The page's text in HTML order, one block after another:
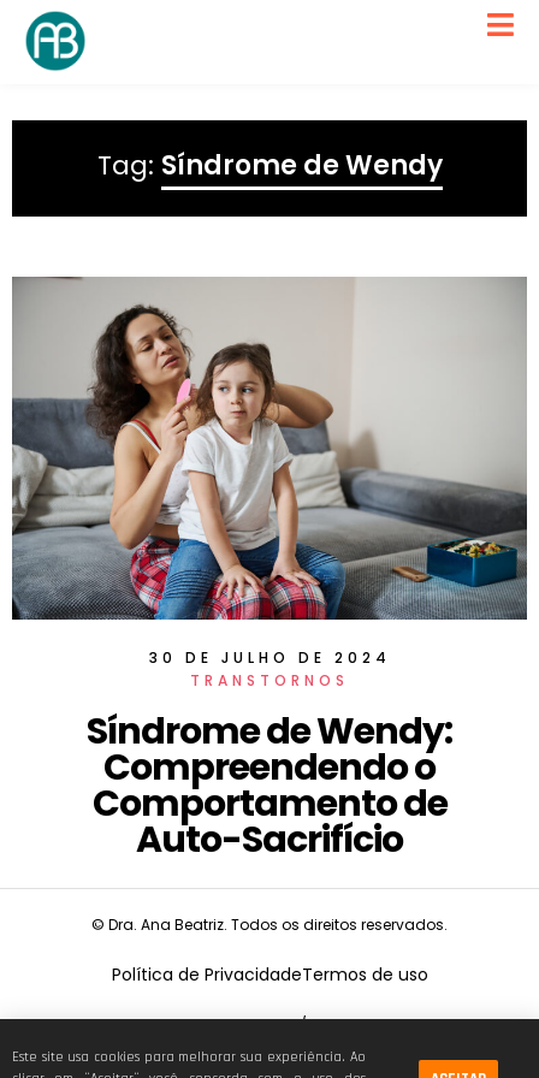
Tag: Síndrome de Wendy
30 DE JULHO DE 2024
TRANSTORNOS
Síndrome de Wendy:
Compreendendo o
Comportamento de
Auto-Sacrifício
© Dra. Ana Beatriz. Todos os direitos reservados.
Política de PrivacidadeTermos de uso
CNPJ:19.675.026/0001-68
Este site usa cookies para melhorar sua experiência. Ao